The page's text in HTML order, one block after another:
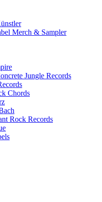
Merch & Sampler
Jungle Records
Chords
Rock Records